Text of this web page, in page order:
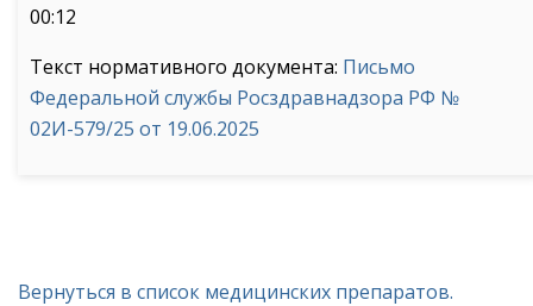
00:12
Текст нормативного документа: Письмо
Федеральной службы Росздравнадзора РФ №
02И-579/25 от 19.06.2025
Вернуться в список медицинских препаратов.